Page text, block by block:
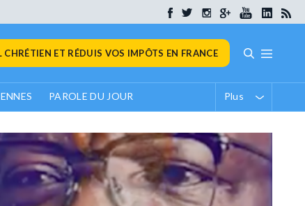
ET RÉDUIS VOS IMPÔTS EN FRANCE
PAROLE DU JOUR Plus